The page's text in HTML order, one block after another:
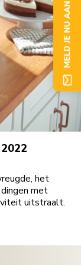
het
met
uitstraalt.
MELD JE NU AAN